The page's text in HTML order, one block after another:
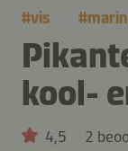
#vis #
kool-
4,5 2